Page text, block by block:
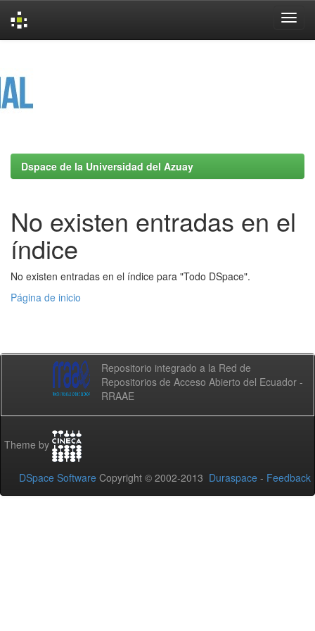
Dspace de la Universidad del Azuay
No existen entradas en el
índice
No existen entradas en el índice para "Todo DSpace".
Página de inicio
Repositorio integrado a la Red de
Repositorios de Acceso Abierto del Ecuador -
RRAAE
Theme by
DSpace Software Copyright © 2002-2013 Duraspace - Feedback